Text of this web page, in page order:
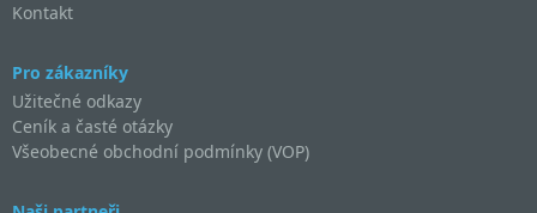
Kontakt
Pro zákazníky
Užitečné odkazy
Ceník a časté otázky
Všeobecné obchodní podmínky (VOP)